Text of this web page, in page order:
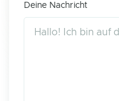
Deine Nachricht